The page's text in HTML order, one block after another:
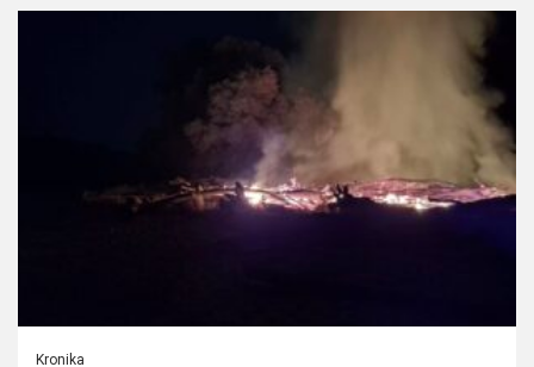
Kronika